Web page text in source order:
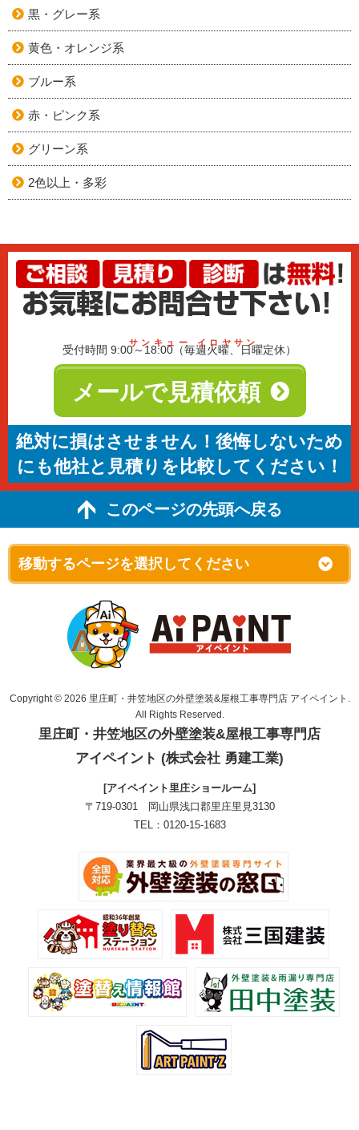
黒・グレー系
黄色・オレンジ系
ブルー系
赤・ピンク系
グリーン系
2色以上・多彩
サンキュー イロヤサン
受付時間 9:00～18:00（毎週火曜、日曜定休）
メールで見積依頼
絶対に損はさせません！後悔しないため
にも他社と見積りを比較してください！
このページの先頭へ戻る
Copyright © 2026 里庄町・井笠地区の外壁塗装&屋根工事専門店 アイペイント.
All Rights Reserved.
里庄町・井笠地区の外壁塗装&屋根工事専門店
アイペイント (株式会社 勇建工業)
[アイペイント里庄ショールーム]
〒719-0301 岡山県浅口郡里庄里見3130
TEL：0120-15-1683